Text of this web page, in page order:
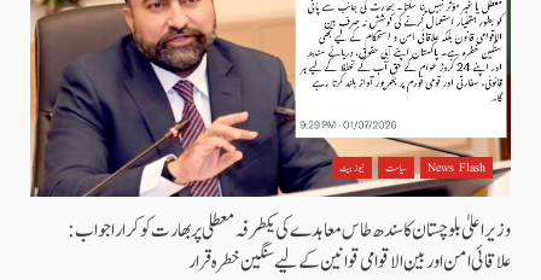
News Flash سیاست نیوز بیٹ
وزیر اعلیٰ بلوچستان کا سندھ طاس معاہدے کی یکطرفہ معطلی پر بھارت کو کرارا جواب:
علاقائی امن اور بین الاقوامی قوانین کے لیے سنگین خطرہ قرار